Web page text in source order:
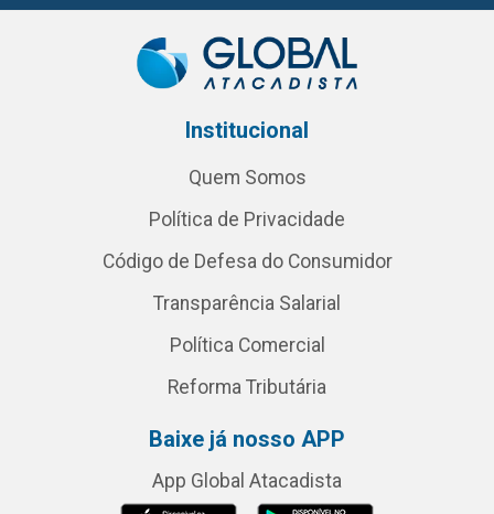
Institucional
Quem Somos
Política de Privacidade
Código de Defesa do Consumidor
Transparência Salarial
Política Comercial
Reforma Tributária
Baixe já nosso APP
App Global Atacadista